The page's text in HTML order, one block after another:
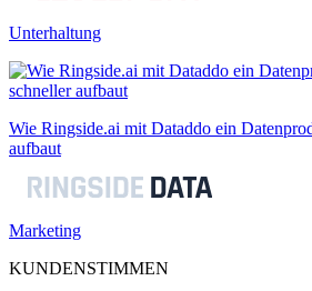
Unterhaltung
Wie Ringside.ai mit Dataddo ein
aufbaut
Marketing
KUNDENSTIMMEN